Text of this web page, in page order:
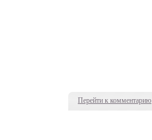
Перейти к комментарию